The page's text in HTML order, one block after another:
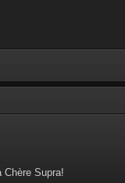
Chère Supra!